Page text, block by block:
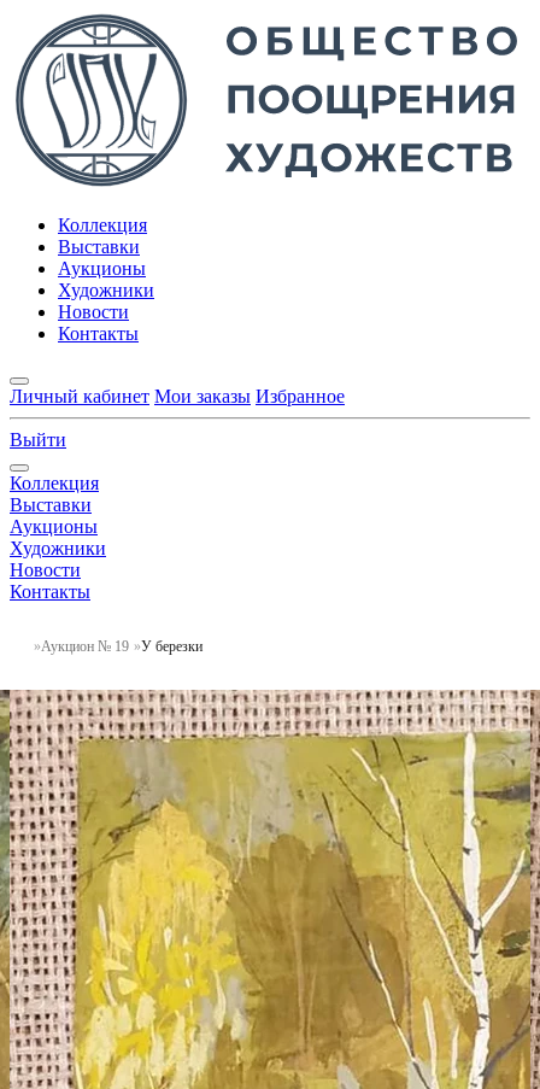
Коллекция
Выставки
Аукционы
Художники
Новости
Контакты
Личный кабинет Мои заказы Избранное
Выйти
Коллекция
Выставки
Аукционы
Художники
Новости
Контакты
Аукцион № 19 У березки